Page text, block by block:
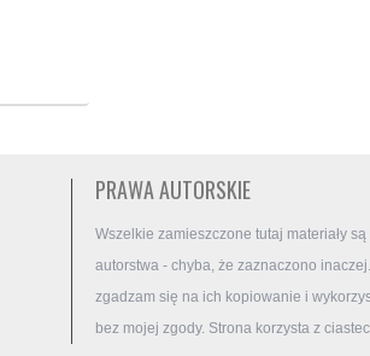
PRAWA AUTORSKIE
Wszelkie zamieszczone tutaj materiały
autorstwa - chyba, że zaznaczono
zgadzam się na ich kopiowanie i
bez mojej zgody. Strona korzysta z